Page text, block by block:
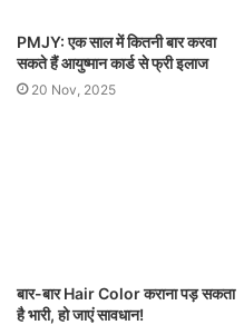
PMJY: एक साल में कितनी बार करवा
सकते हैं आयुष्मान कार्ड से फ्री इलाज
20 Nov, 2025
बार-बार Hair Color कराना पड़ सकता
है भारी, हो जाएं सावधान!